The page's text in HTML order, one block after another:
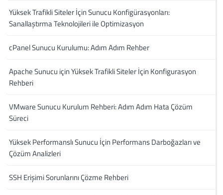
Yüksek Trafikli Siteler İçin Sunucu Konfigürasyonları:
Sanallaştırma Teknolojileri ile Optimizasyon
cPanel Sunucu Kurulumu: Adım Adım Rehber
Apache Sunucu için Yüksek Trafikli Siteler İçin Konfigurasyon
Rehberi
VMware Sunucu Kurulum Rehberi: Adım Adım Hata Çözüm
Süreci
Yüksek Performanslı Sunucu İçin Performans Darboğazları ve
Çözüm Analizleri
SSH Erişimi Sorunlarını Çözme Rehberi